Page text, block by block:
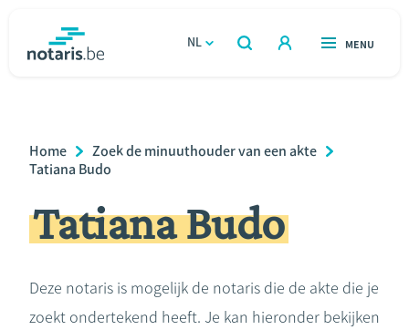
gaan
NL
OPEN
ZOEKEN
OPEN
MENU
Relatie & samenleven
Erven & schenken
Over de notaris
Breadcrumb
Home
Zoek de minuuthouder van een akte
Tatiana Budo
Tatiana Budo
Deze notaris is mogelijk de notaris die de akte die je
zoekt ondertekend heeft. Je kan hieronder bekijken